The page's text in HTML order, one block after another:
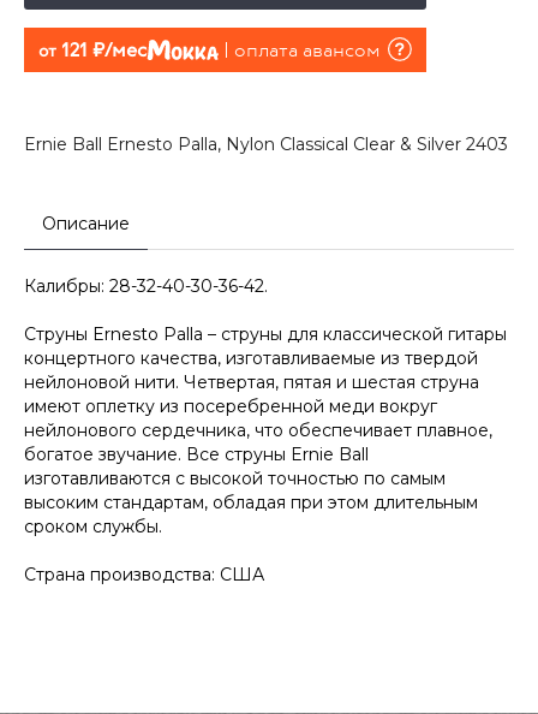
от 121 руб./мес оплата авансом
Ernie Ball Ernesto Palla, Nylon Classical Clear & Silver 2403
Описание
Калибры: 28-32-40-30-36-42.
Струны Ernesto Palla – струны для классической гитары
концертного качества, изготавливаемые из твердой
нейлоновой нити. Четвертая, пятая и шестая струна
имеют оплетку из посеребренной меди вокруг
нейлонового сердечника, что обеспечивает плавное,
богатое звучание. Все струны Ernie Ball
изготавливаются с высокой точностью по самым
высоким стандартам, обладая при этом длительным
сроком службы.
Страна производства: США